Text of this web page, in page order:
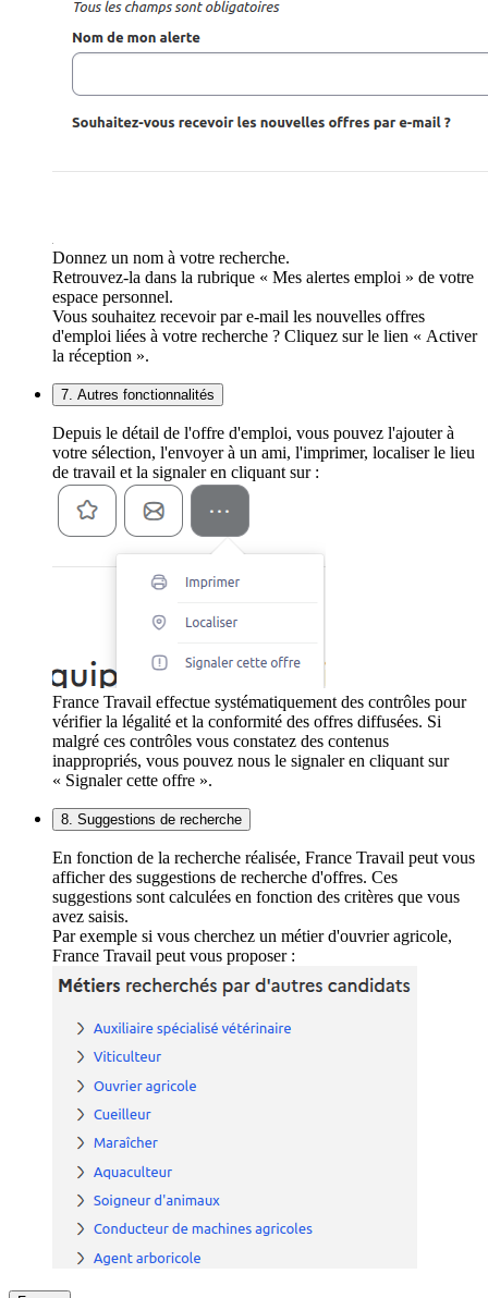
Donnez un nom à votre recherche.
Retrouvez-la dans la rubrique « Mes alertes emploi » de votre
espace personnel.
Vous souhaitez recevoir par e-mail les nouvelles offres
d'emploi liées à votre recherche ? Cliquez sur le lien « Activer
la réception ».
7. Autres fonctionnalités
Depuis le détail de l'offre d'emploi, vous pouvez l'ajouter à
votre sélection, l'envoyer à un ami, l'imprimer, localiser le lieu
de travail et la signaler en cliquant sur :
France Travail effectue systématiquement des contrôles pour
vérifier la légalité et la conformité des offres diffusées. Si
malgré ces contrôles vous constatez des contenus
inappropriés, vous pouvez nous le signaler en cliquant sur
« Signaler cette offre ».
8. Suggestions de recherche
En fonction de la recherche réalisée, France Travail peut vous
afficher des suggestions de recherche d'offres. Ces
suggestions sont calculées en fonction des critères que vous
avez saisis.
Par exemple si vous cherchez un métier d'ouvrier agricole,
France Travail peut vous proposer :